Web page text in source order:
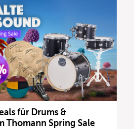
für Drums &
Thomann Spring Sale